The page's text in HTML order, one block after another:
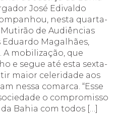
José Edivaldo
nesta quarta-
Mutirão de Audiências
Magalhães,
A mobilização, que
e segue até esta sexta-
maior celeridade aos
nessa comarca. “Esse
o compromisso
Bahia com todos […]